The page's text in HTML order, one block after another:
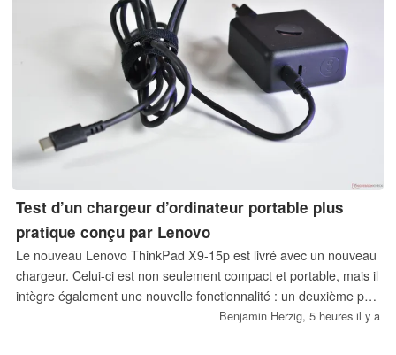
Test d’un chargeur d’ordinateur portable plus
pratique conçu par Lenovo
Le nouveau Lenovo ThinkPad X9-15p est livré avec un nouveau
chargeur. Celui-ci est non seulement compact et portable, mais il
intègre également une nouvelle fonctionnalité : un deuxième port
USB-C qui permet aux utilisateurs de recharger un deuxième
Benjamin Herzig, 5 heures il y a